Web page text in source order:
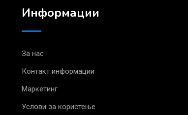
Информации
За нас
Контакт информации
Маркетинг
Услови за користење